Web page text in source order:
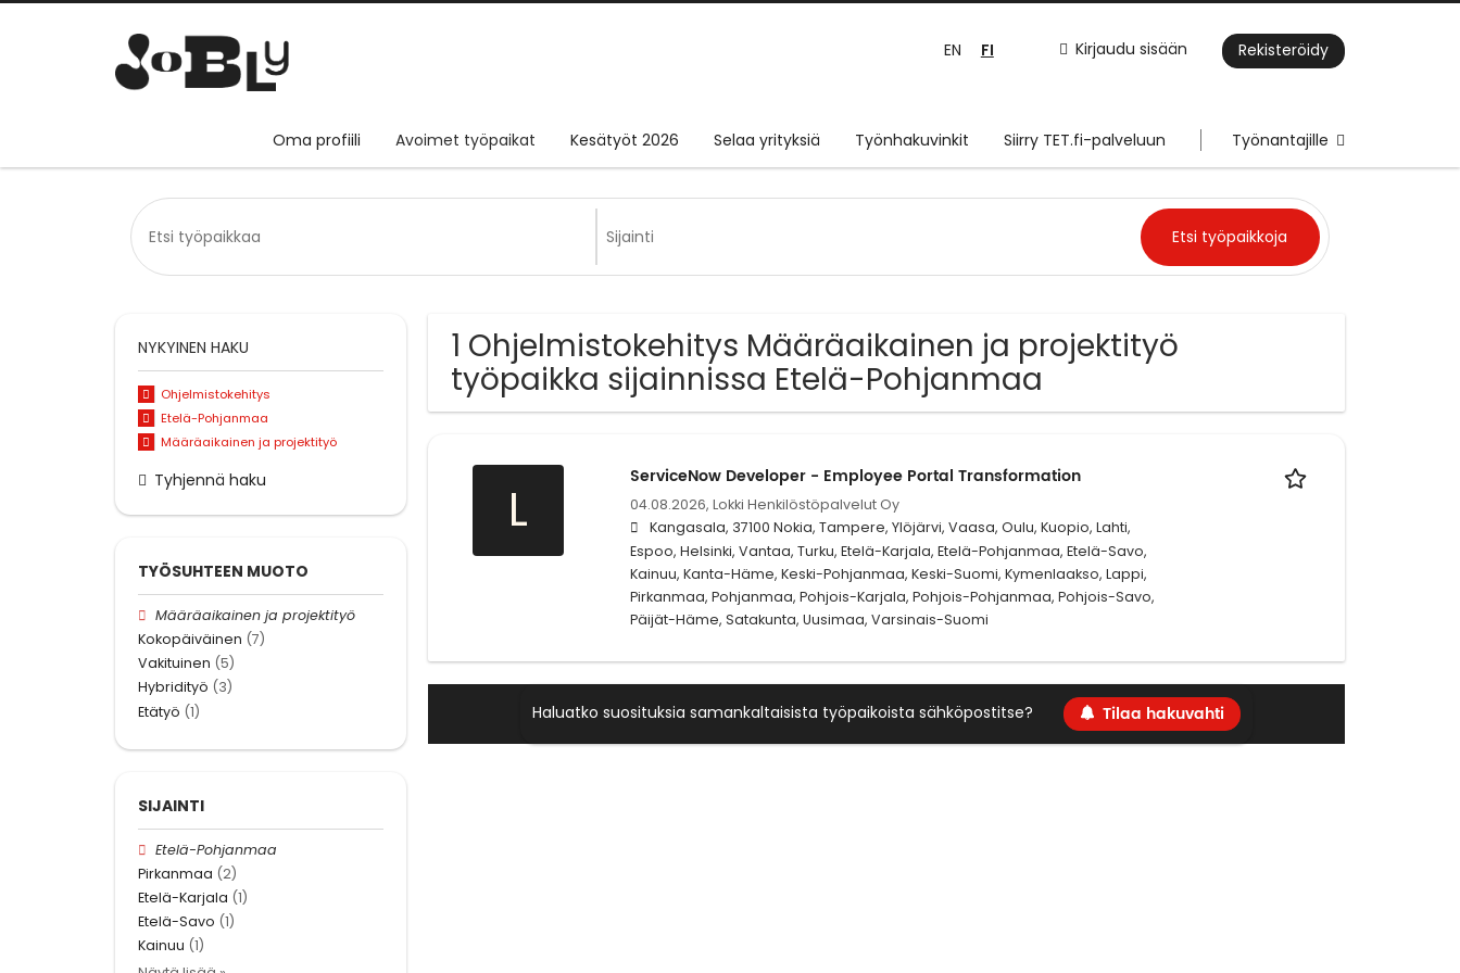
Kirjaudu sisään Rekisteröidy
EN FI
Oma profiili Avoimet työpaikat Kesätyöt 2026 Selaa yrityksiä Työnhakuvinkit Siirry TET.fi-palveluun Työnantajille
1 Ohjelmistokehitys Määräaikainen ja projektityö
työpaikka sijainnissa Etelä-Pohjanmaa
L
ServiceNow Developer - Employee Portal Transformation
04.08.2026, Lokki Henkilöstöpalvelut Oy
Kangasala, 37100 Nokia, Tampere, Ylöjärvi, Vaasa, Oulu, Kuopio, Lahti,
Espoo, Helsinki, Vantaa, Turku, Etelä-Karjala, Etelä-Pohjanmaa, Etelä-Savo,
Kainuu, Kanta-Häme, Keski-Pohjanmaa, Keski-Suomi, Kymenlaakso, Lappi,
Pirkanmaa, Pohjanmaa, Pohjois-Karjala, Pohjois-Pohjanmaa, Pohjois-Savo,
Päijät-Häme, Satakunta, Uusimaa, Varsinais-Suomi
Haluatko suosituksia samankaltaisista työpaikoista sähköpostitse? Tilaa hakuvahti
NYKYINEN HAKU
Ohjelmistokehitys
Etelä-Pohjanmaa
Määräaikainen ja projektityö
Tyhjennä haku
TYÖSUHTEEN MUOTO
Määräaikainen ja projektityö
Kokopäiväinen (7)
Vakituinen (5)
Hybridityö (3)
Etätyö (1)
SIJAINTI
Etelä-Pohjanmaa
Pirkanmaa (2)
Etelä-Karjala (1)
Etelä-Savo (1)
Kainuu (1)